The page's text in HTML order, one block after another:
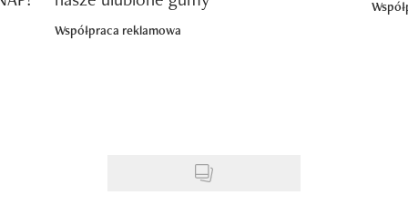
Współpraca reklamowa